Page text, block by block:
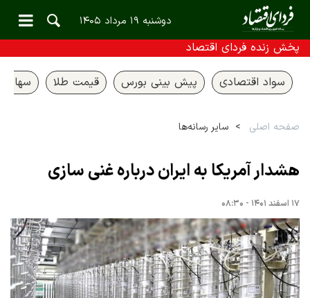
دوشنبه ۱۹ مرداد ۱۴۰۵
پخش زنده فردای اقتصاد
سواد اقتصادی پیش بینی بورس قیمت طلا سهام
صفحه اصلی سایر رسانه‌ها
هشدار آمریکا به ایران درباره غنی سازی
۱۷ اسفند ۱۴۰۱ - ۰۸:۳۰